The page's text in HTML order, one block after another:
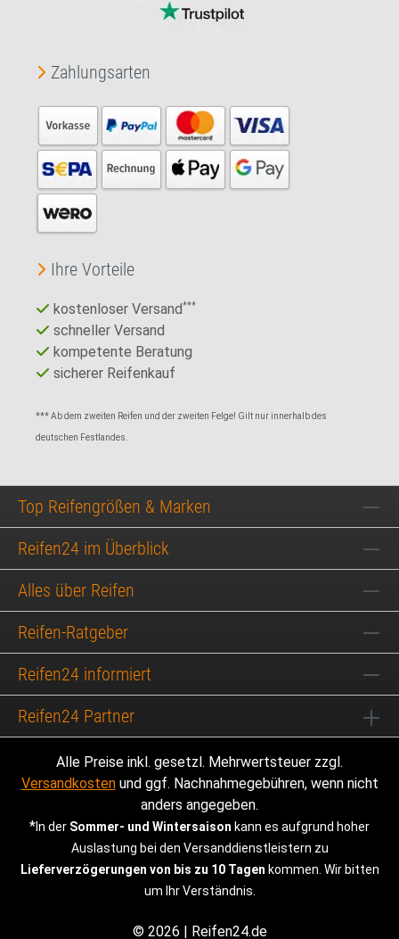
Zahlungsarten
Ihre Vorteile
kostenloser Versand***
schneller Versand
kompetente Beratung
sicherer Reifenkauf
*** Ab dem zweiten Reifen und der zweiten Felge! Gilt nur innerhalb des
deutschen Festlandes.
Top Reifengrößen & Marken
Reifen24 im Überblick
Alles über Reifen
Reifen-Ratgeber
Reifen24 informiert
Reifen24 Partner
Alle Preise inkl. gesetzl. Mehrwertsteuer zzgl.
Versandkostenund ggf. Nachnahmegebühren, wenn nicht
anders angegeben.
*In der Sommer- und Wintersaison kann es aufgrund hoher
Auslastung bei den Versanddienstleistern zu
Lieferverzögerungen von bis zu 10 Tagen kommen. Wir bitten
um Ihr Verständnis.
© 2026 | Reifen24.de